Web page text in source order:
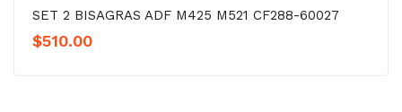
SET 2 BISAGRAS ADF M425 M521 CF288-60027
$510.00